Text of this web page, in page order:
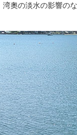
奧の淡水の影響の